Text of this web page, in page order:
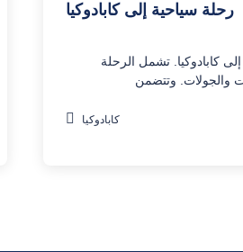
رحلة سياحية إلى كابادوكيا
3 أيام إلى كابادوكيا. تشمل الرحلة
كابادوكيا